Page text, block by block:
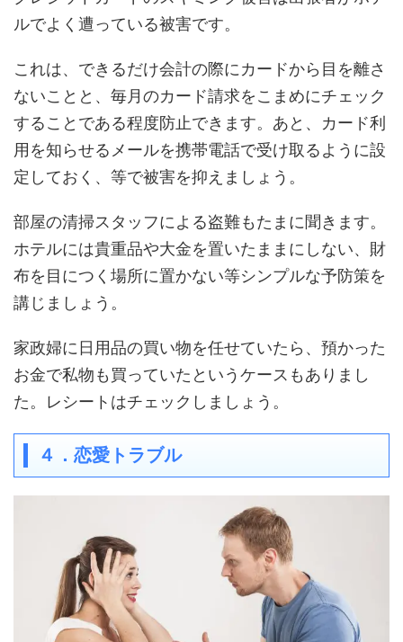
ルでよく遭っている被害です。
これは、できるだけ会計の際にカードから目を離さ
ないことと、毎月のカード請求をこまめにチェック
することである程度防止できます。あと、カード利
用を知らせるメールを携帯電話で受け取るように設
定しておく、等で被害を抑えましょう。
部屋の清掃スタッフによる盗難もたまに聞きます。
ホテルには貴重品や大金を置いたままにしない、財
布を目につく場所に置かない等シンプルな予防策を
講じましょう。
家政婦に日用品の買い物を任せていたら、預かった
お金で私物も買っていたというケースもありまし
た。レシートはチェックしましょう。
４．恋愛トラブル